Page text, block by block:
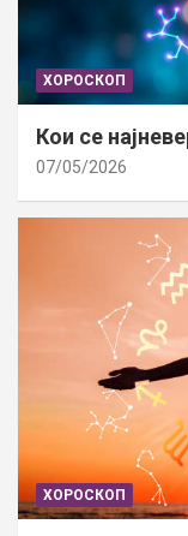
ХОРОСКОП
Кои се
07/05/2026
ХОРОСКОП